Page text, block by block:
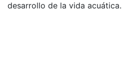
desarrollo de la vida acuática.